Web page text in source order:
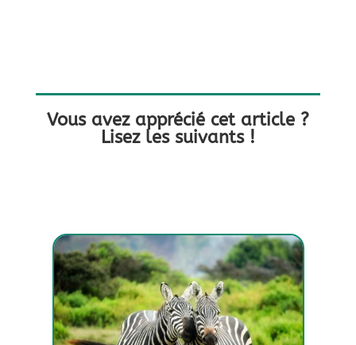
Vous avez apprécié cet article ?
Lisez les suivants !